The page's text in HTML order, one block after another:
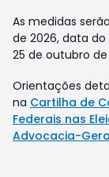
As medidas
de 2026, data
25 de outubro
Orientações
na Cartilha de
Federais nas
Advocacia-